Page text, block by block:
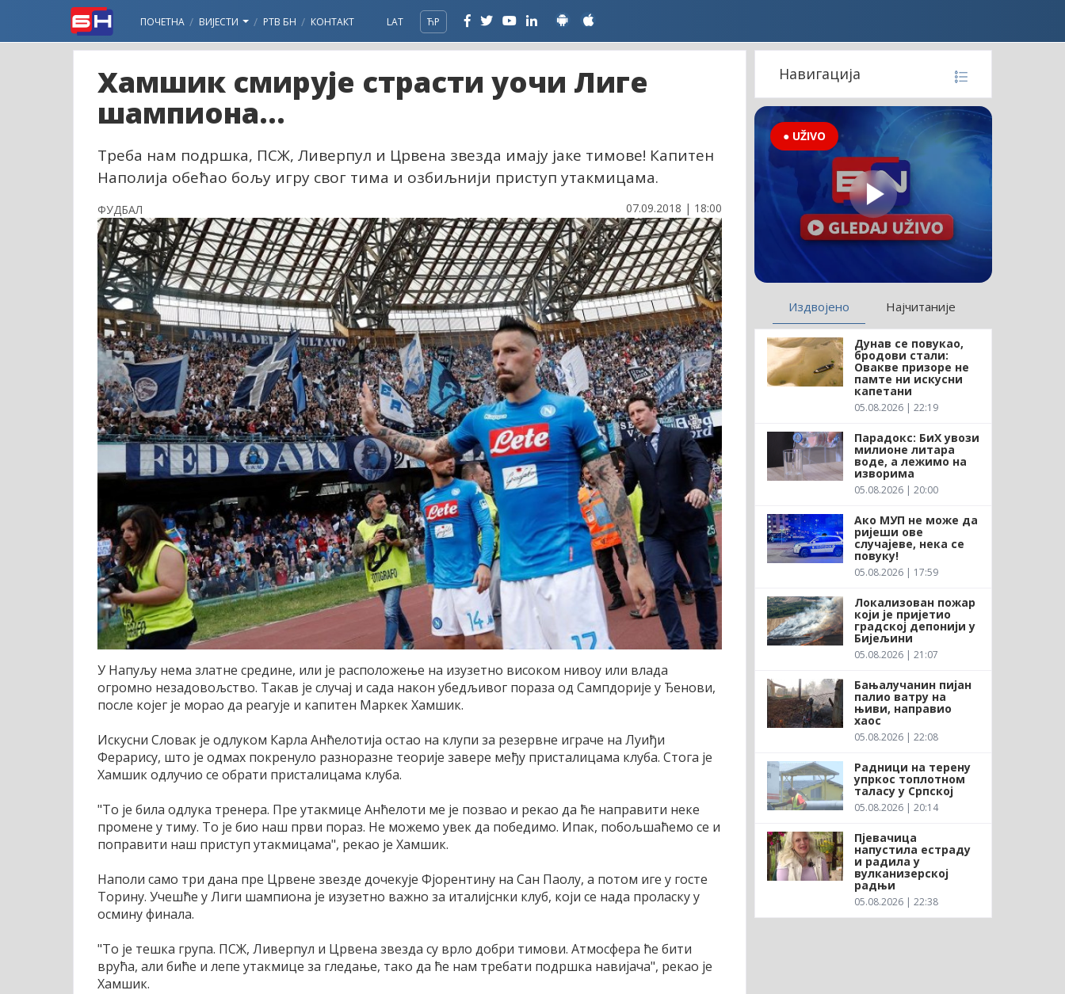
ПОЧЕТНА ВИЈЕСТИ РТВ БН КОНТАКТ LAT ЋР
Хамшик смирује страсти уочи Лиге
шампиона...
Треба нам подршка, ПСЖ, Ливерпул и Црвена звезда имају јаке тимове! Капитен
Наполија обећао бољу игру свог тима и озбиљнији приступ утакмицама.
ФУДБАЛ 07.09.2018 | 18:00
У Напуљу нема златне средине, или је расположење на изузетно високом нивоу или влада
огромно незадовољство. Такав је случај и сада након убедљивог пораза од Сампдорије у Ђенови,
после којег је морао да реагује и капитен Маркек Хамшик.
Искусни Словак је одлуком Карла Анћелотија остао на клупи за резервне играче на Луиђи
Ферарису, што је одмах покренуло разноразне теорије завере међу присталицама клуба. Стога је
Хамшик одлучио се обрати присталицама клуба.
"То је била одлука тренера. Пре утакмице Анћелоти ме је позвао и рекао да ће направити неке
промене у тиму. То је био наш први пораз. Не можемо увек да победимо. Ипак, побољшаћемо се и
поправити наш приступ утакмицама", рекао је Хамшик.
Наполи само три дана пре Црвене звезде дочекује Фјорентину на Сан Паолу, а потом иге у госте
Торину. Учешће у Лиги шампиона је изузетно важно за италијснки клуб, који се нада проласку у
осмину финала.
"То је тешка група. ПСЖ, Ливерпул и Црвена звезда су врло добри тимови. Атмосфера ће бити
врућа, али биће и лепе утакмице за гледање, тако да ће нам требати подршка навијача", рекао је
Хамшик.
Навигација
● UŽIVO
Издвојено Најчитаније
Дунав се повукао,
бродови стали:
Овакве призоре не
памте ни искусни
капетани
05.08.2026 | 22:19
Парадокс: БиХ увози
милионе литара
воде, а лежимо на
изворима
05.08.2026 | 20:00
Ако МУП не може да
ријеши ове
случајеве, нека се
повуку!
05.08.2026 | 17:59
Локализован пожар
који је пријетио
градској депонији у
Бијељини
05.08.2026 | 21:07
Бањалучанин пијан
палио ватру на
њиви, направио
хаос
05.08.2026 | 22:08
Радници на терену
упркос топлотном
таласу у Српској
05.08.2026 | 20:14
Пјевачица
напустила естраду
и радила у
вулканизерској
радњи
05.08.2026 | 22:38